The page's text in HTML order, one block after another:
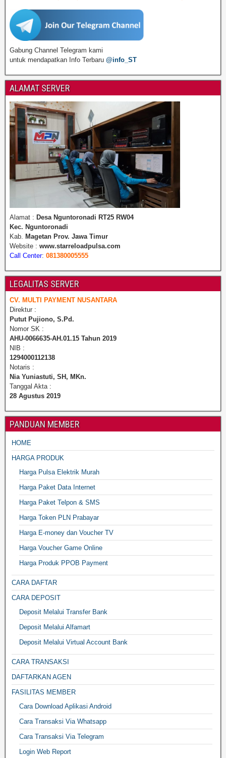
Gabung Channel Telegram kami
untuk mendapatkan Info Terbaru @info_ST
ALAMAT SERVER
Alamat : Desa Nguntoronadi RT25 RW04
Kec. Nguntoronadi
Kab. Magetan Prov. Jawa Timur
Website : www.starreloadpulsa.com
Call Center: 081380005555
LEGALITAS SERVER
CV. MULTI PAYMENT NUSANTARA
Direktur :
Putut Pujiono, S.Pd.
Nomor SK :
AHU-0066635-AH.01.15 Tahun 2019
NIB :
1294000112138
Notaris :
Nia Yuniastuti, SH, MKn.
Tanggal Akta :
28 Agustus 2019
PANDUAN MEMBER
HOME
HARGA PRODUK
Harga Pulsa Elektrik Murah
Harga Paket Data Internet
Harga Paket Telpon & SMS
Harga Token PLN Prabayar
Harga E-money dan Voucher TV
Harga Voucher Game Online
Harga Produk PPOB Payment
CARA DAFTAR
CARA DEPOSIT
Deposit Melalui Transfer Bank
Deposit Melalui Alfamart
Deposit Melalui Virtual Account Bank
CARA TRANSAKSI
DAFTARKAN AGEN
FASILITAS MEMBER
Cara Download Aplikasi Android
Cara Transaksi Via Whatsapp
Cara Transaksi Via Telegram
Login Web Report